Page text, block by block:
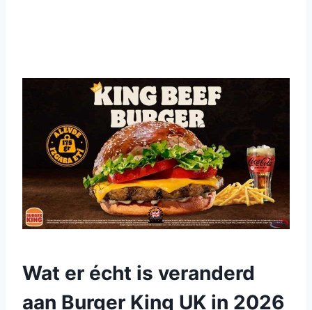
Wat er écht is veranderd
aan Burger King UK in 2026